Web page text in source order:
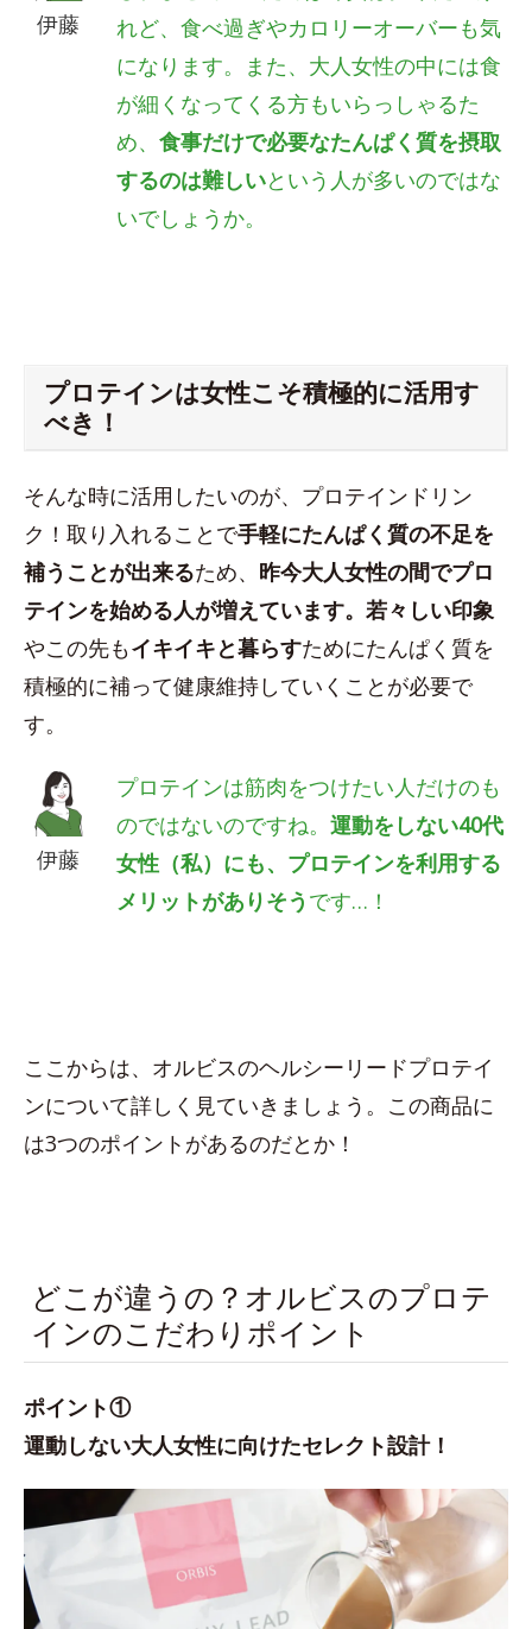
伊藤
れど、食べ過ぎやカロリーオーバーも気
になります。また、 大人女性の中には食
が細くなってくる方もいらっしゃるた
め、食事だけで必要なたんぱく質を摂取
するのは難しいという人が多いのではな
いでしょうか。
プロテインは女性こそ積極的に活用す
べき！
そんな時に活用したいのが、プロテインドリン
ク！取り入れることで手軽にたんぱく質の不足を
補うことが出来るため、 昨今大人女性の間でプロ
テインを始める人が増えています。若々しい印象
やこの先もイキイキと暮らすためにたんぱく質を
積極的に補って健康維持していくことが必要で
す。
伊藤
プロテインは筋肉をつけたい人だけのも
のではないのですね。運動をしない40代
女性（私）にも、プロテインを利用する
メリットがありそう です…！
ここからは、オルビスのヘルシーリードプロテイ
ンについて詳しく見ていきましょう。この商品に
は3つのポイントがあるのだとか！
どこが違うの？オルビスのプロテ
インのこだわりポイント
ポイント①
運動しない大人女性に向けたセレクト設計！